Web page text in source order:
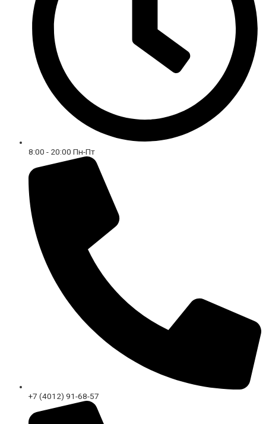
8:00 - 20:00 Пн-Пт
+7 (4012) 91-68-57